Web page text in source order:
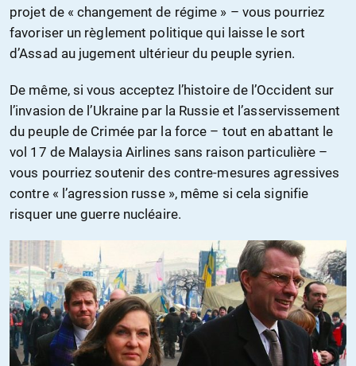
projet de « changement de régime » – vous pourriez
favoriser un règlement politique qui laisse le sort
d’Assad au jugement ultérieur du peuple syrien.
De même, si vous acceptez l’histoire de l’Occident sur
l’invasion de l’Ukraine par la Russie et l’asservissement
du peuple de Crimée par la force – tout en abattant le
vol 17 de Malaysia Airlines sans raison particulière –
vous pourriez soutenir des contre-mesures agressives
contre « l’agression russe », même si cela signifie
risquer une guerre nucléaire.